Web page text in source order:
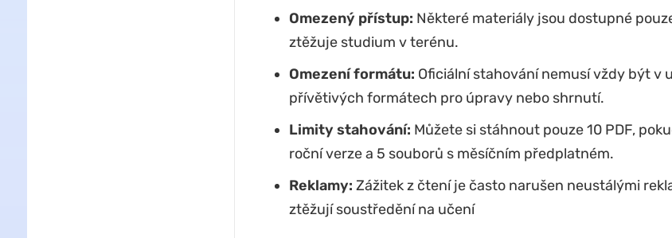
Omezený přístup: Některé materiály jsou dostupné
ztěžuje studium v terénu.
Omezení formátu: Oficiální stahování nemusí vždy být v
přívětivých formátech pro úpravy nebo shrnutí.
Limity stahování: Můžete si stáhnout pouze 10 PDF,
roční verze a 5 souborů s měsíčním předplatném.
Reklamy: Zážitek z čtení je často narušen neustálými
ztěžují soustředění na učení